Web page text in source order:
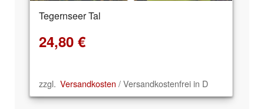
Tegernseer Tal
24,80 €
zzgl. Versandkosten / Versandkostenfrei in D